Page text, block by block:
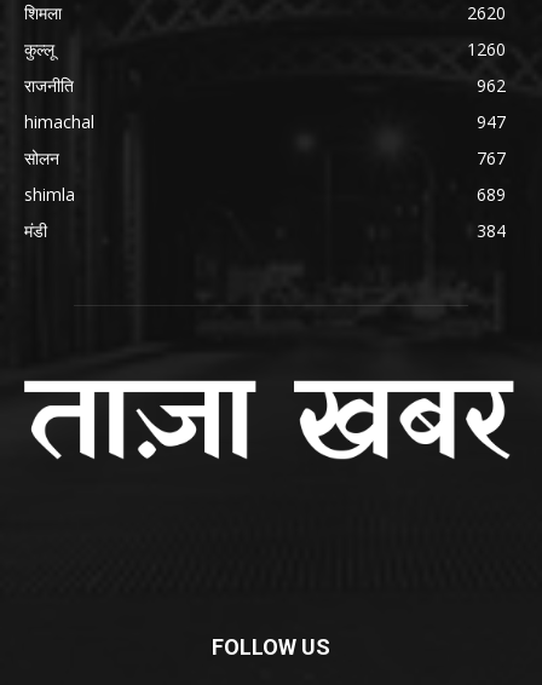
शिमला
2620
कुल्लू
1260
राजनीति
962
himachal
947
सोलन
767
shimla
689
मंडी
384
FOLLOW US